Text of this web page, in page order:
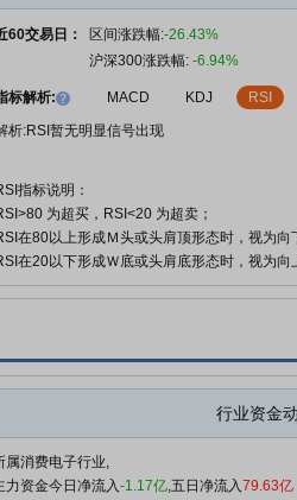
60交易日： 区间涨跌幅:-26.43%
沪深300涨跌幅: -6.94%
标解析: MACD KDJ RSI
析:RSI暂无明显信号出现
指标说明：
为超买，RSI<20 为超卖；
在80以上形成Ｍ头或头肩顶形态时，视为向
在20以下形成Ｗ底或头肩底形态时，视为向
行业资金
属消费电子行业,
力资金今日净流入-1.17亿,五日净流入79.63亿